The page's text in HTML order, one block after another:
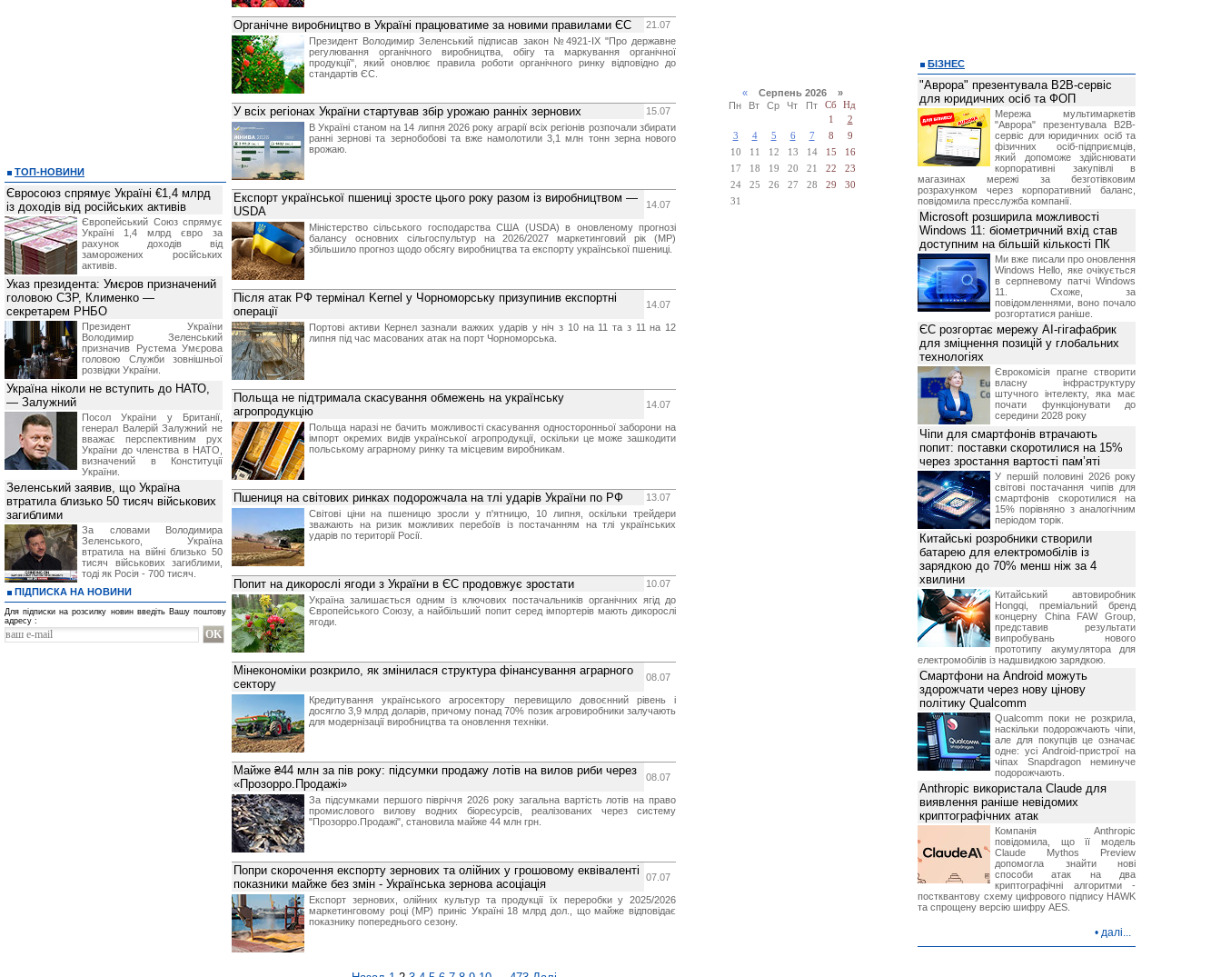
Органічне виробництво в Україні працюватиме за новими правилами ЄС
21.07
Президент Володимир Зеленський підписав закон №4921-IX "Про державне
регулювання органічного виробництва, обігу та маркування органічної
продукції", який оновлює правила роботи органічного ринку відповідно до
стандартів ЄС.
У всіх регіонах України стартував збір урожаю ранніх зернових
15.07
В Україні станом на 14 липня 2026 року аграрії всіх регіонів розпочали збирати
ранні зернові та зернобобові та вже намолотили 3,1 млн тонн зерна нового
врожаю.
Експорт української пшениці зросте цього року разом із виробництвом —
USDA
14.07
Міністерство сільського господарства США (USDA) в оновленому прогнозі
балансу основних сільгоспультур на 2026/2027 маркетинговий рік (МР)
збільшило прогноз щодо обсягу виробництва та експорту української пшениці.
Після атак РФ термінал Kernel у Чорноморську призупинив експортні
операції
14.07
Портові активи Кернел зазнали важких ударів у ніч з 10 на 11 та з 11 на 12
липня під час масованих атак на порт Чорноморська.
Польща не підтримала скасування обмежень на українську
агропродукцію
14.07
Польща наразі не бачить можливості скасування односторонньої заборони на
імпорт окремих видів української агропродукції, оскільки це може зашкодити
польському аграрному ринку та місцевим виробникам.
Пшениця на світових ринках подорожчала на тлі ударів України по РФ
13.07
Світові ціни на пшеницю зросли у п'ятницю, 10 липня, оскільки трейдери
зважають на ризик можливих перебоїв із постачанням на тлі українських
ударів по території Росії.
Попит на дикорослі ягоди з України в ЄС продовжує зростати
10.07
Україна залишається одним із ключових постачальників органічних ягід до
Європейського Союзу, а найбільший попит серед імпортерів мають дикорослі
ягоди.
Мінекономіки розкрило, як змінилася структура фінансування аграрного
сектору
08.07
Кредитування українського агросектору перевищило довоєнний рівень і
досягло 3,9 млрд доларів, причому понад 70% позик агровиробники залучають
для модернізації виробництва та оновлення техніки.
Майже ₴44 млн за пів року: підсумки продажу лотів на вилов риби через
«Прозорро.Продажі»
08.07
За підсумками першого півріччя 2026 року загальна вартість лотів на право
промислового вилову водних біоресурсів, реалізованих через систему
"Прозорро.Продажі", становила майже 44 млн грн.
Попри скорочення експорту зернових та олійних у грошовому еквіваленті
показники майже без змін - Українська зернова асоціація
07.07
Експорт зернових, олійних культур та продукції їх переробки у 2025/2026
маркетинговому році (МР) приніс Україні 18 млрд дол., що майже відповідає
показнику попереднього сезону.
ТОП-НОВИНИ
Євросоюз спрямує Україні €1,4 млрд
із доходів від російських активів
Європейський Союз спрямує
Україні 1,4 млрд євро за
рахунок доходів від
заморожених російських
активів.
Указ президента: Умєров призначений
головою СЗР, Клименко —
секретарем РНБО
Президент України
Володимир Зеленський
призначив Pустема Умєрова
головою Служби зовнішньої
розвідки України.
Україна ніколи не вступить до НАТО,
— Залужний
Посол України у Британії,
генерал Валерій Залужний не
вважає перспективним рух
України до членства в НАТО,
визначений в Конституції
України.
Зеленський заявив, що Україна
втратила близько 50 тисяч військових
загиблими
За словами Володимира
Зеленського, Україна
втратила на війні близько 50
тисяч військових загиблими,
тоді як Росія - 700 тисяч.
ПІДПИСКА НА НОВИНИ
Для підписки на розсилку новин введіть Вашу поштову
адресу :
«Серпень 2026 »
Пн
Вт Ср Чт Пт Сб
Нд
1
2
3
4 5 6 7 8
9
10
11 12 13 14 15
16
17
18 19 20 21 22
23
24
25 26 27 28 29
30
31
БІЗНЕС
"Аврора" презентувала B2B-сервіс
для юридичних осіб та ФОП
Мережа мультимаркетів
"Аврора" презентувала B2B-
сервіс для юридичних осіб та
фізичних осіб-підприємців,
який допоможе здійснювати
корпоративні закупівлі в
магазинах мережі за безготівковим
розрахунком через корпоративний баланс,
повідомила пресслужба компанії.
Microsoft розширила можливості
Windows 11: біометричний вхід став
доступним на більшій кількості ПК
Ми вже писали про оновлення
Windows Hello, яке очікується
в серпневому патчі Windows
11. Схоже, за
повідомленнями, воно почало
розгортатися раніше.
ЄС розгортає мережу AI-гігафабрик
для зміцнення позицій у глобальних
технологіях
Єврокомісія прагне створити
власну інфраструктуру
штучного інтелекту, яка має
почати функціонувати до
середини 2028 року
Чіпи для смартфонів втрачають
попит: поставки скоротилися на 15%
через зростання вартості пам’яті
У першій половині 2026 року
світові постачання чипів для
смартфонів скоротилися на
15% порівняно з аналогічним
періодом торік.
Китайські розробники створили
батарею для електромобілів із
зарядкою до 70% менш ніж за 4
хвилини
Китайський автовиробник
Hongqi, преміальний бренд
концерну China FAW Group,
представив результати
випробувань нового
прототипу акумулятора для
електромобілів із надшвидкою зарядкою.
Смартфони на Android можуть
здорожчати через нову цінову
політику Qualcomm
Qualcomm поки не розкрила,
наскільки подорожчають чіпи,
але для покупців це означає
одне: усі Android-пристрої на
чіпах Snapdragon неминуче
подорожчають.
Anthropic використала Claude для
виявлення раніше невідомих
криптографічних атак
Компанія Anthropic
повідомила, що її модель
Claude Mythos Preview
допомогла знайти нові
способи атак на два
криптографічні алгоритми -
постквантову схему цифрового підпису HAWK
та спрощену версію шифру AES.
• далі...